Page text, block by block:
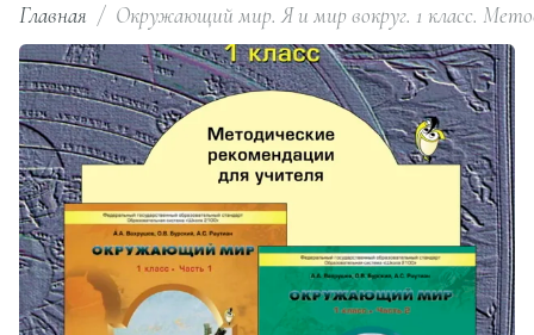
Главная / Окружающий мир. Я и мир вокруг. 1 класс.